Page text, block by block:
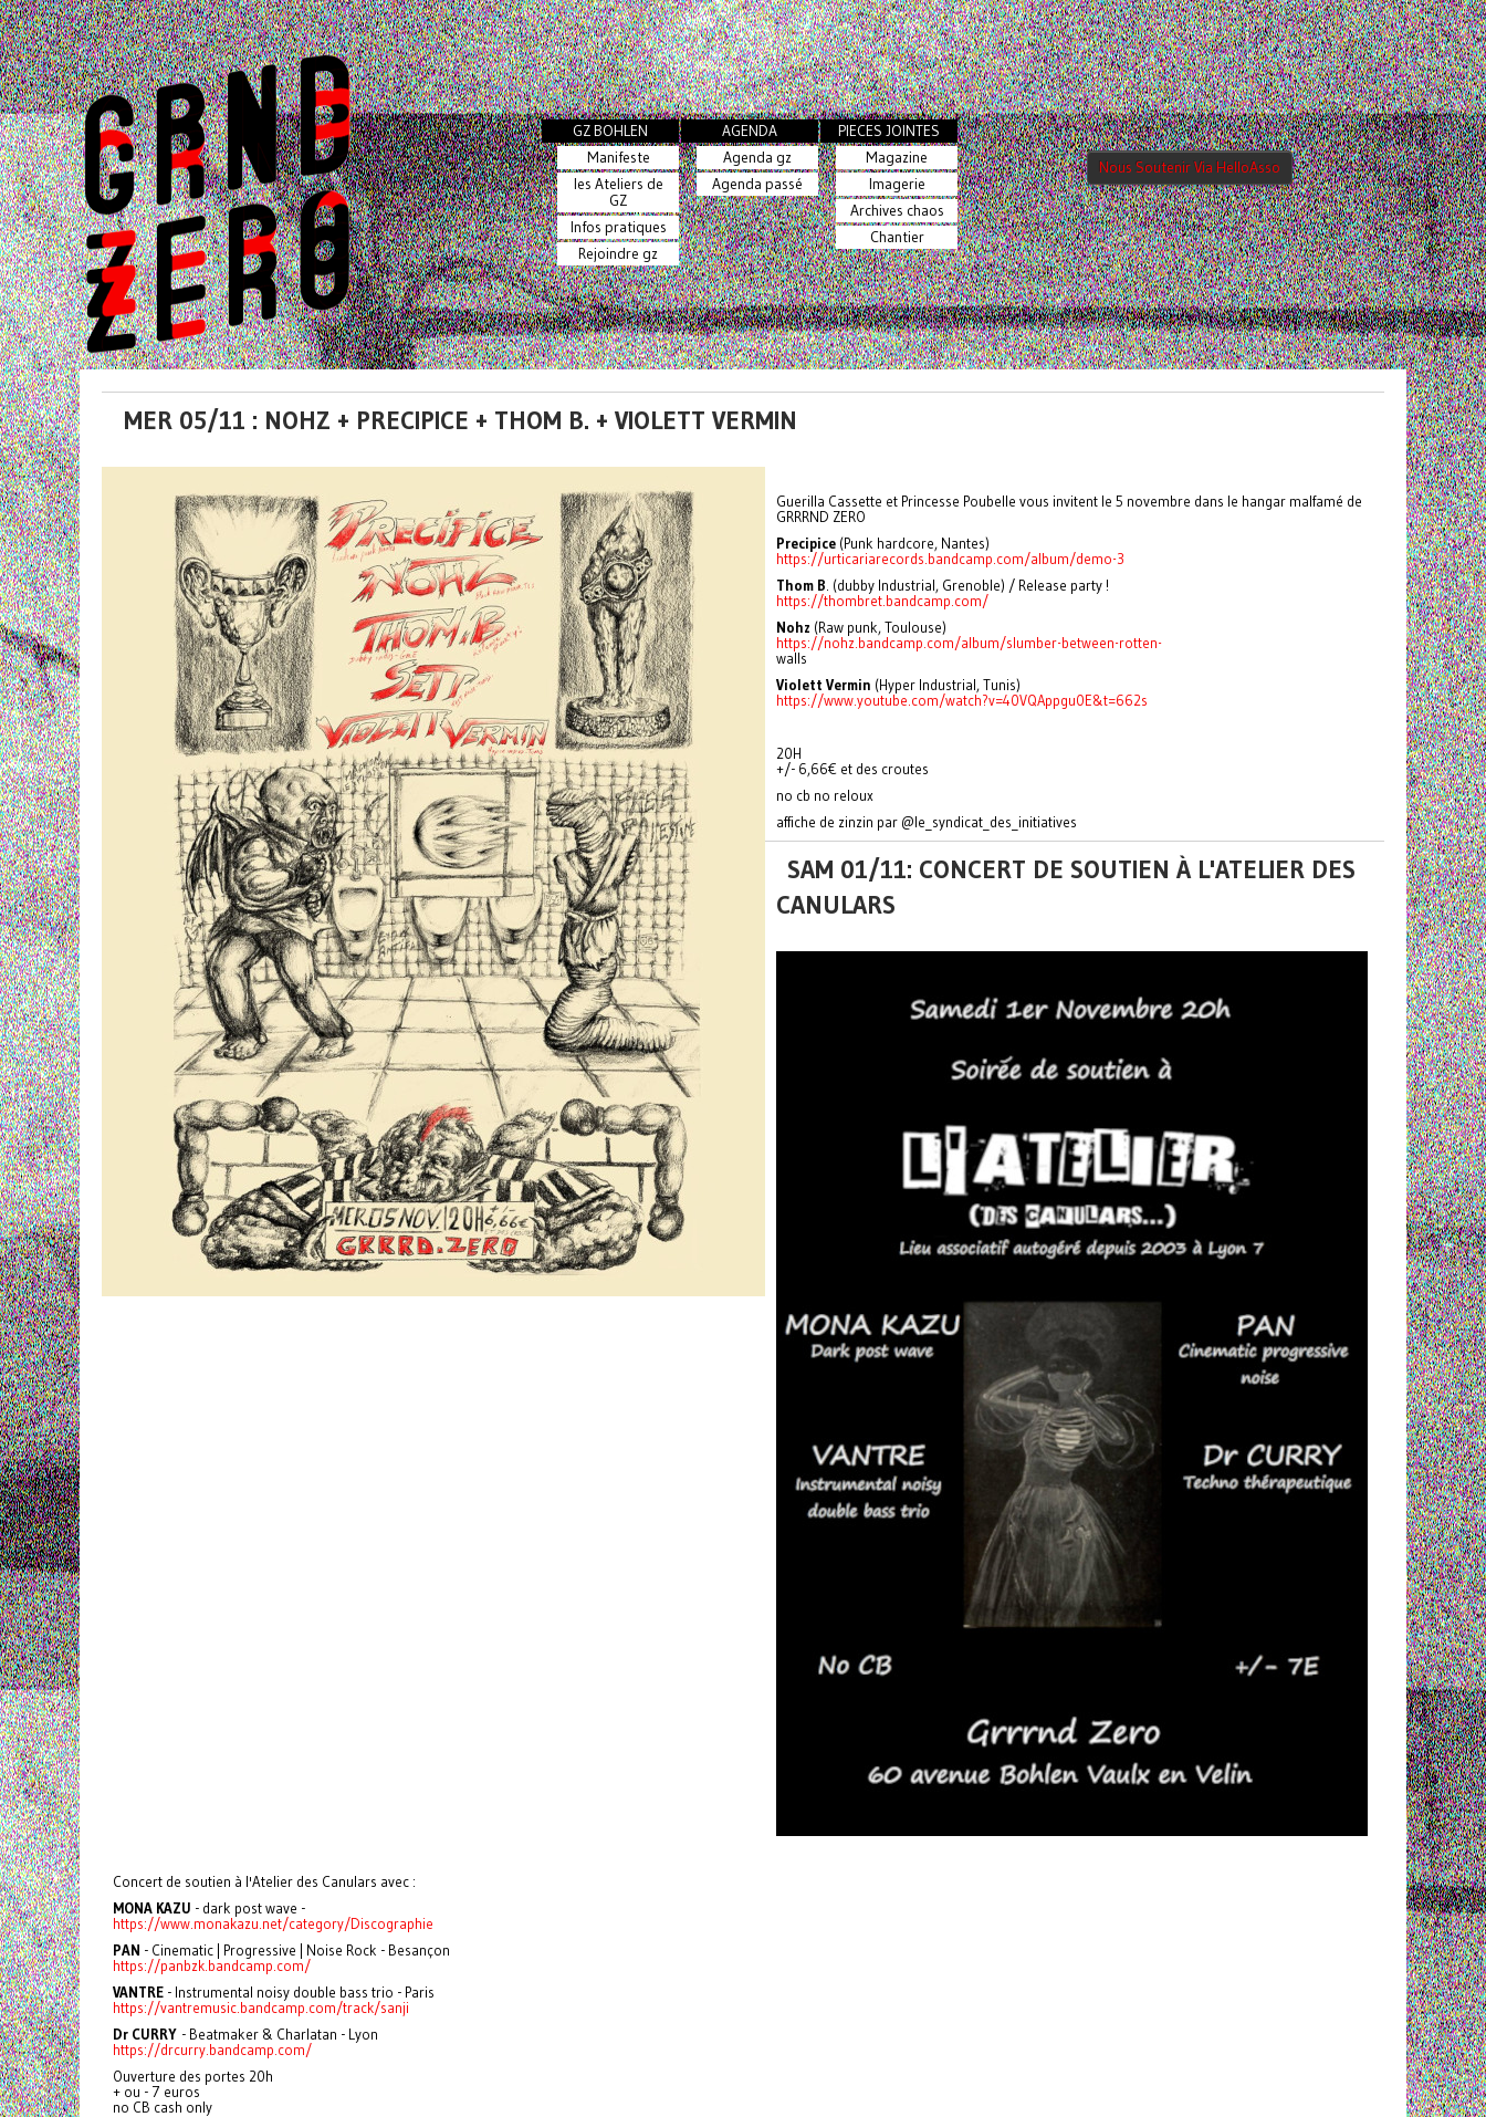
GZ BOHLEN
Manifeste
les Ateliers de
GZ
Infos pratiques
Rejoindre gz
AGENDA
Agenda gz
Agenda passé
PIECES JOINTES
Magazine
Imagerie
Archives chaos
Chantier
Nous Soutenir Via HelloAsso
MER 05/11 : NOHZ + PRECIPICE + THOM B. + VIOLETT VERMIN
Guerilla Cassette et Princesse Poubelle vous invitent le 5 novembre dans le hangar malfamé de
GRRRND ZERO
Precipice (Punk hardcore, Nantes)
https://urticariarecords.bandcamp.com/album/demo-3
Thom B . (dubby Industrial, Grenoble) / Release party !
https://thombret.bandcamp.com/
Nohz (Raw punk, Toulouse)
https://nohz.bandcamp.com/album/slumber-between-rotten-
walls
Violett Vermin (Hyper Industrial, Tunis)
https://www.youtube.com/watch?v=40VQAppgu0E&t=662s
20H
+/- 6,66€ et des croutes
no cb no reloux
affiche de zinzin par @le_syndicat_des_initiatives
SAM 01/11: CONCERT DE SOUTIEN À L'ATELIER DES
CANULARS
Concert de soutien à l'Atelier des Canulars avec :
MONA KAZU - dark post wave -
https://www.monakazu.net/category/Discographie
PAN - Cinematic | Progressive | Noise Rock - Besançon
https://panbzk.bandcamp.com/
VANTRE - Instrumental noisy double bass trio - Paris
https://vantremusic.bandcamp.com/track/sanji
Dr CURRY- Beatmaker & Charlatan - Lyon
https://drcurry.bandcamp.com/
Ouverture des portes 20h
+ ou - 7 euros
no CB cash only